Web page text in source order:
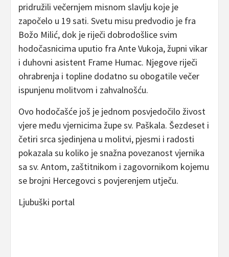
pridružili večernjem misnom slavlju koje je
započelo u 19 sati. Svetu misu predvodio je fra
Božo Milić, dok je riječi dobrodošlice svim
hodočasnicima uputio fra Ante Vukoja, župni vikar
i duhovni asistent Frame Humac. Njegove riječi
ohrabrenja i topline dodatno su obogatile večer
ispunjenu molitvom i zahvalnošću.
Ovo hodočašće još je jednom posvjedočilo živost
vjere među vjernicima župe sv. Paškala. Šezdeset i
četiri srca sjedinjena u molitvi, pjesmi i radosti
pokazala su koliko je snažna povezanost vjernika
sa sv. Antom, zaštitnikom i zagovornikom kojemu
se brojni Hercegovci s povjerenjem utječu.
Ljubuški portal